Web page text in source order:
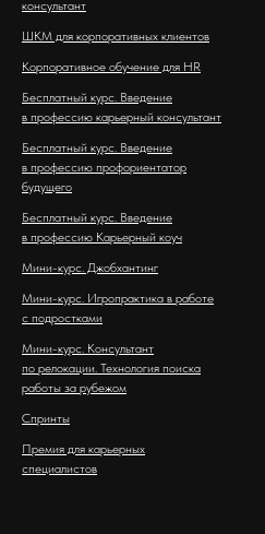
консультант
ШКМ для корпоративных клиентов
Корпоративное обучение для HR
Бесплатный курс. Введение
в профессию карьерный консультант
Бесплатный курс. Введение
в профессию профориентатор
будущего
Бесплатный курс. Введение
в профессию Карьерный коуч
Мини-курс. Джобхантинг
Мини-курс. Игропрактика в работе
с подростками
Мини-курс. Консультант
по релокации. Технология поиска
работы за рубежом
Спринты
Премия для карьерных
специалистов